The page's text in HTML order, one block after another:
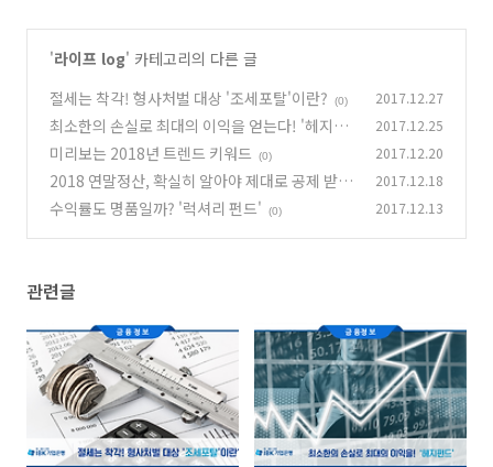
'라이프 log' 카테고리의 다른 글
절세는 착각! 형사처벌 대상 '조세포탈'이란?
(0) 2017.12.27
최소한의 손실로 최대의 이익을 얻는다! '헤지펀
드' (0)
2017.12.25
미리보는 2018년 트렌드 키워드 (0) 2017.12.20
2018 연말정산, 확실히 알아야 제대로 공제 받는
다!
(0)
2017.12.18
수익률도 명품일까? '럭셔리 펀드' (0) 2017.12.13
관련글